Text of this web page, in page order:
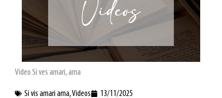
Video Si ves amari, ama
Si vis amari ama,Videos 13/11/2025